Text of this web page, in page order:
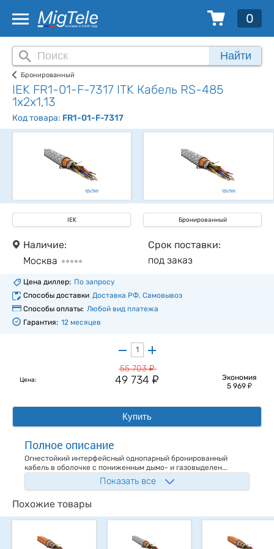
0
Найти
Бронированный
IEK FR1-01-F-7317 ITK Кабель RS-485
1х2х1,13
Код товара: FR1-01-F-7317
IEK Бронированный
Наличие:
Москва
Срок поставки:
под заказ
Цена диллер: По запросу
Способы доставки Доставка РФ, Самовывоз
Способы оплаты: Любой вид платежа
Гарантия: 12 месяцев
Цена:
55 703у
49 734у
Экономия
5 969 у
Купить
Полное описание
Огнестойкий интерфейсный однопарный бронированный
кабель в оболочке с пониженным дымо- и газовыделен...
Показать все
Похожие товары